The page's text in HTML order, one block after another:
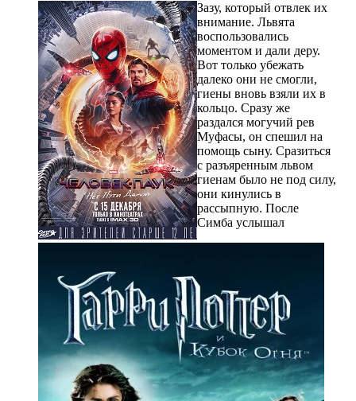
Зазу, который отвлек их
внимание. Львята
воспользовались
моментом и дали деру.
Вот только убежать
далеко они не смогли,
гиены вновь взяли их в
кольцо. Сразу же
раздался могучий рев
Муфасы, он спешил на
помощь сыну. Сразиться
с разъяренным львом
гиенам было не под силу,
они кинулись в
рассыпную. После
Симба услышал